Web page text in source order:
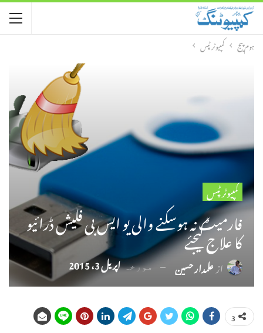
ہوم پیج کمپیوٹر ٹپس
کمپیوٹر ٹپس
فارمیٹ نہ ہوسکنے والی یو ایس بی فلیش ڈرائیو
کا علاج کیجئے
ازعلمدار حسین مورخہاپریل 3، 2015
3